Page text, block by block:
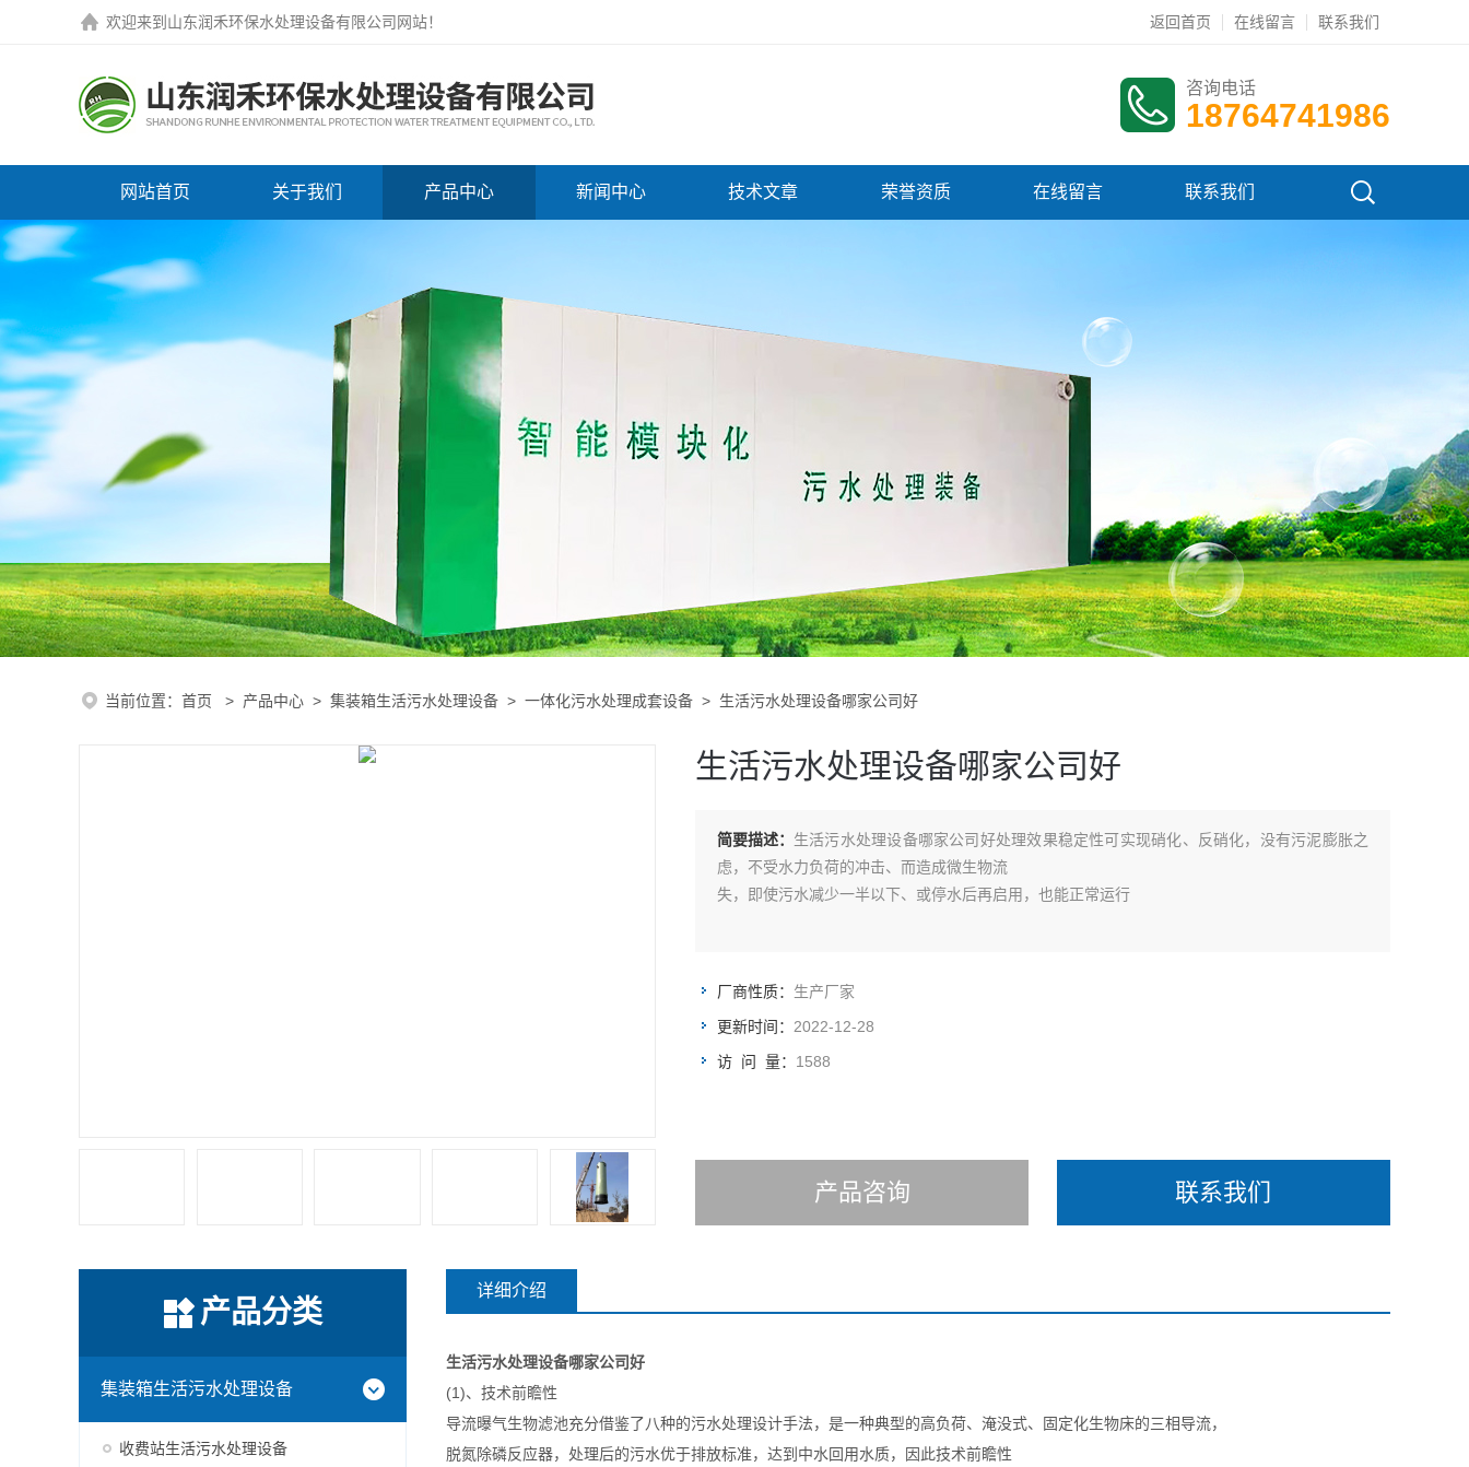
欢迎来到 山东润禾环保水处理设备有限公司网站！ 返回首页 在线留言 联系我们
咨询电话
18764741986
网站首页 关于我们 产品中心 新闻中心 技术文章 荣誉资质 在线留言 联系我们
当前位置： 首页 > 产品中心 > 集装箱生活污水处理设备 > 一体化污水处理成套设备 > 生活污水处理设备哪家公司好
生活污水处理设备哪家公司好
简要描述： 生活污水处理设备哪家公司好处理效果稳定性可实现硝化、反硝化，没有污泥膨胀之
虑，不受水力负荷的冲击、而造成微生物流
失，即使污水减少一半以下、或停水后再启用，也能正常运行
厂商性质： 生产厂家
更新时间： 2022-12-28
访 问 量： 1588
产品咨询 联系我们
产品分类
集装箱生活污水处理设备
收费站生活污水处理设备
详细介绍
生活污水处理设备哪家公司好
(1)、技术前瞻性
导流曝气生物滤池充分借鉴了八种的污水处理设计手法，是一种典型的高负荷、淹没式、固定化生物床的三相导流，
脱氮除磷反应器，处理后的污水优于排放标准，达到中水回用水质，因此技术前瞻性